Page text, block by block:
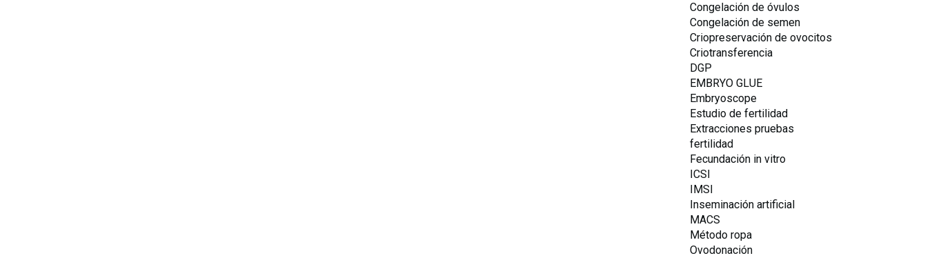
Congelación de óvulos
Congelación de semen
Criopreservación de ovocitos
Criotransferencia
DGP
EMBRYO GLUE
Embryoscope
Estudio de fertilidad
Extracciones pruebas
fertilidad
Fecundación in vitro
ICSI
IMSI
Inseminación artificial
MACS
Método ropa
Ovodonación